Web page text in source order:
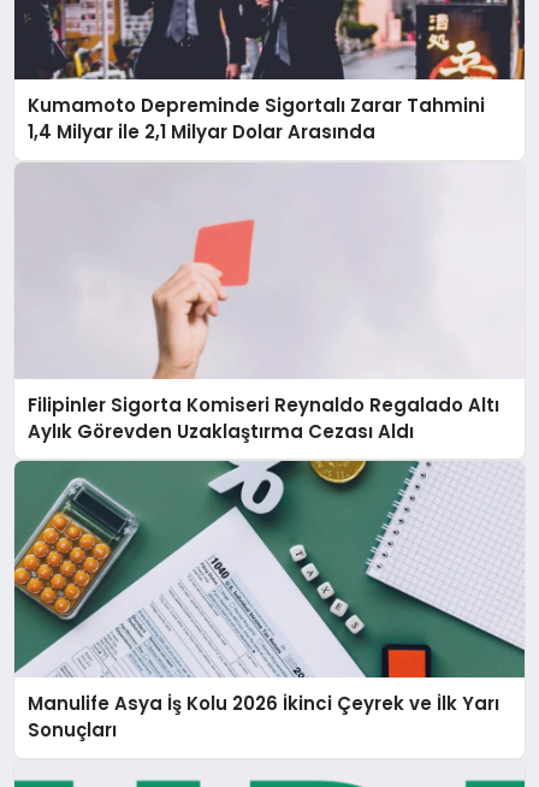
Kumamoto Depreminde Sigortalı Zarar Tahmini
1,4 Milyar ile 2,1 Milyar Dolar Arasında
Filipinler Sigorta Komiseri Reynaldo Regalado Altı
Aylık Görevden Uzaklaştırma Cezası Aldı
Manulife Asya İş Kolu 2026 İkinci Çeyrek ve İlk Yarı
Sonuçları